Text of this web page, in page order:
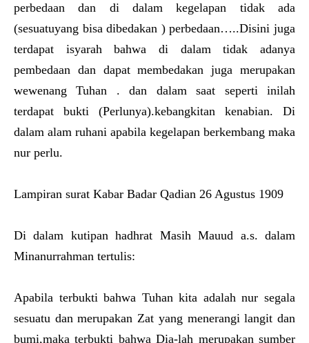
perbedaan dan di dalam kegelapan tidak ada
(sesuatuyang bisa dibedakan ) perbedaan…..Disini juga
terdapat isyarah bahwa di dalam tidak adanya
pembedaan dan dapat membedakan juga merupakan
wewenang Tuhan . dan dalam saat seperti inilah
terdapat bukti (Perlunya).kebangkitan kenabian. Di
dalam alam ruhani apabila kegelapan berkembang maka
nur perlu.
Lampiran surat Kabar Badar Qadian 26 Agustus 1909
Di dalam kutipan hadhrat Masih Mauud a.s. dalam
Minanurrahman tertulis:
Apabila terbukti bahwa Tuhan kita adalah nur segala
sesuatu dan merupakan Zat yang menerangi langit dan
bumi,maka terbukti bahwa Dia-lah merupakan sumber